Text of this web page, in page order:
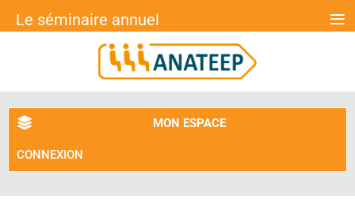
MON ESPACE
CONNEXION
Le séminaire annuel ≡